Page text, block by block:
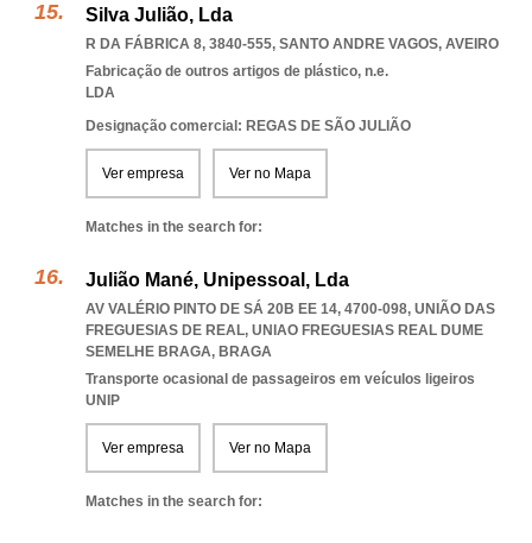
Silva Julião, Lda
R DA FÁBRICA 8, 3840-555, SANTO ANDRE VAGOS, AVEIRO
Fabricação de outros artigos de plástico, n.e.
LDA
Designação comercial: REGAS DE SÃO JULIÃO
Ver empresa Ver no Mapa
Matches in the search for:
Julião Mané, Unipessoal, Lda
AV VALÉRIO PINTO DE SÁ 20B EE 14, 4700-098, UNIÃO DAS
FREGUESIAS DE REAL, UNIAO FREGUESIAS REAL DUME
SEMELHE BRAGA, BRAGA
Transporte ocasional de passageiros em veículos ligeiros
UNIP
Ver empresa Ver no Mapa
Matches in the search for: